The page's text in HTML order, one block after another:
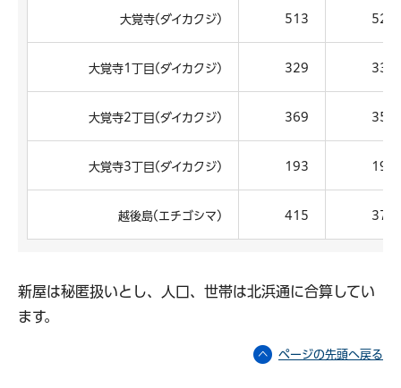
大覚寺(ダイカクジ) 513 521
大覚寺1丁目(ダイカクジ) 329 336
大覚寺2丁目(ダイカクジ) 369 350
大覚寺3丁目(ダイカクジ) 193 196
越後島(エチゴシマ) 415 376
新屋は秘匿扱いとし、人口、世帯は北浜通に合算してい
ます。
ページの先頭へ戻る